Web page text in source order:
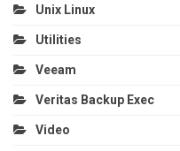
Unix Linux
Utilities
Veeam
Veritas Backup Exec
Video